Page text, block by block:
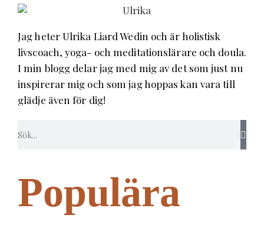
Jag heter Ulrika Liard Wedin och är holistisk
livscoach, yoga- och meditationslärare och doula.
I min blogg delar jag med mig av det som just nu
inspirerar mig och som jag hoppas kan vara till
glädje även för dig!
Populära